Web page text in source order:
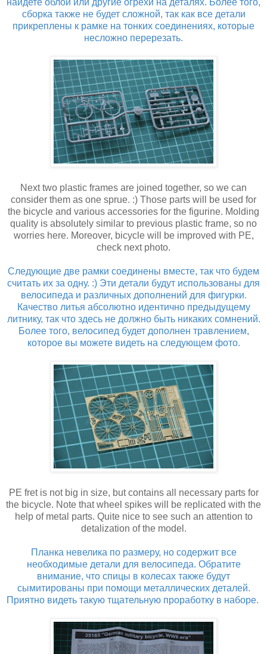
сборка также не будет сложной, так как все детали
прикреплены к рамке на тонких соединениях, которые
несложно перерезать.
Next two plastic frames are joined together, so we can
consider them as one sprue. :) Those parts will be used for
the bicycle and various accessories for the figurine. Molding
quality is absolutely similar to previous plastic frame, so no
worries here. Moreover, bicycle will be improved with PE,
check next photo.
Следующие две рамки соединены вместе, так что будем
считать их за одну. :) Эти детали будут использованы для
велосипеда и различных дополнений для фигурки.
Качество литья абсолютно идентично предыдущему
литнику, так что здесь не должно быть никаких сомнений.
Более того, велосипед будет дополнен травлением,
которое вы можете видеть на следующем фото.
PE fret is not big in size, but contains all necessary parts for
the bicycle. Note that wheel spikes will be replicated with the
help of metal parts. Quite nice to see such an attention to
detalization of the model.
Планка невелика по размеру, но содержит все
необходимые детали для велосипеда. Обратите
внимание, что спицы в колесах также будут
сымитированы при помощи металлических деталей.
Приятно видеть такую тщательную проработку в наборе.